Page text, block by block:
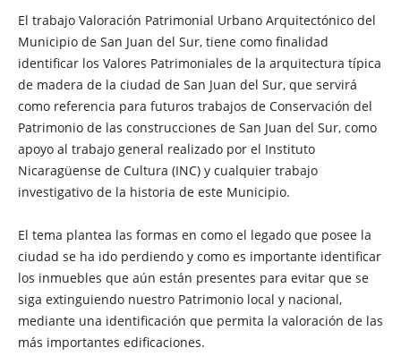
El trabajo Valoración Patrimonial Urbano Arquitectónico del
Municipio de San Juan del Sur, tiene como finalidad
identificar los Valores Patrimoniales de la arquitectura típica
de madera de la ciudad de San Juan del Sur, que servirá
como referencia para futuros trabajos de Conservación del
Patrimonio de las construcciones de San Juan del Sur, como
apoyo al trabajo general realizado por el Instituto
Nicaragüense de Cultura (INC) y cualquier trabajo
investigativo de la historia de este Municipio.
El tema plantea las formas en como el legado que posee la
ciudad se ha ido perdiendo y como es importante identificar
los inmuebles que aún están presentes para evitar que se
siga extinguiendo nuestro Patrimonio local y nacional,
mediante una identificación que permita la valoración de las
más importantes edificaciones.